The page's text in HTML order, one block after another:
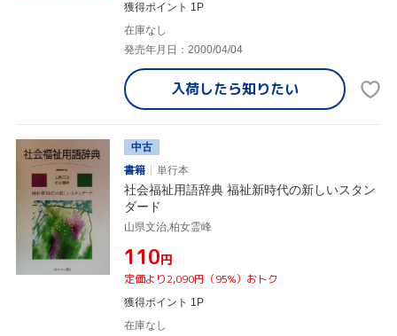
獲得ポイント 1P
在庫なし
発売年月日：2000/04/04
入荷したら知りたい
中古
書籍
単行本
社会福祉用語辞典 福祉新時代の新しいスタン
ダード
山県文治,柏女霊峰
¥110円
定価より2,090円（95%）おトク
獲得ポイント 1P
在庫なし